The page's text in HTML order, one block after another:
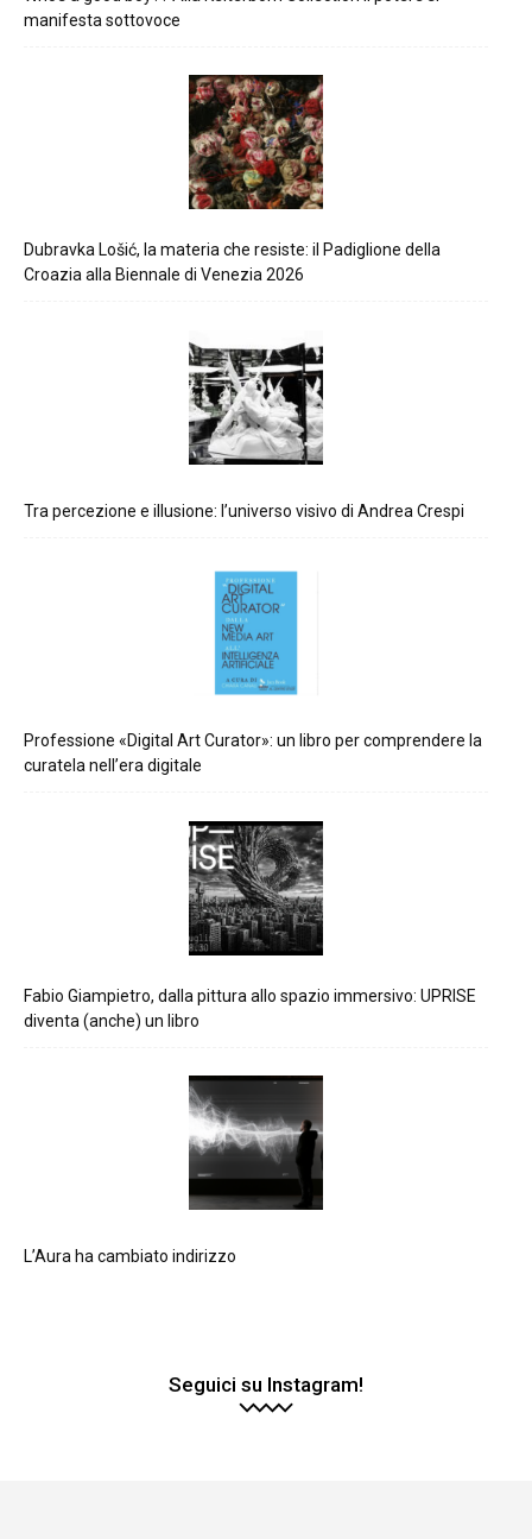
manifesta sottovoce
Dubravka Lošić, la materia che resiste: il Padiglione della
Croazia alla Biennale di Venezia 2026
Tra percezione e illusione: l’universo visivo di Andrea Crespi
Professione «Digital Art Curator»: un libro per comprendere la
curatela nell’era digitale
Fabio Giampietro, dalla pittura allo spazio immersivo: UPRISE
diventa (anche) un libro
L’Aura ha cambiato indirizzo
Seguici su Instagram!